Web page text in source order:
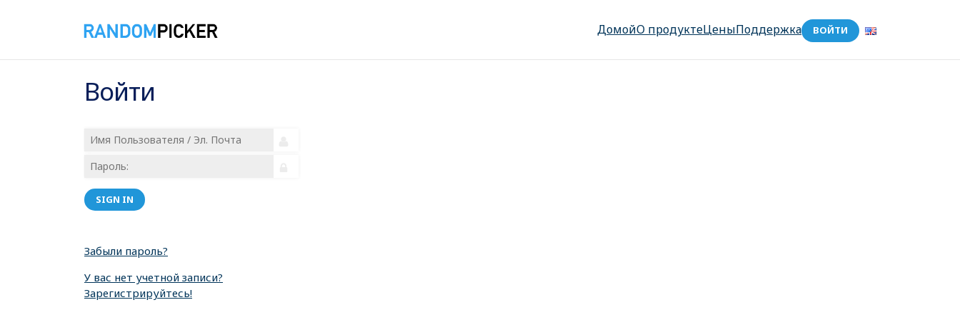
ДомойО продуктеЦеныПоддержка ВОЙТИ
Войти
SIGN IN
Забыли пароль?
У вас нет учетной записи?
Зарегистрируйтесь!